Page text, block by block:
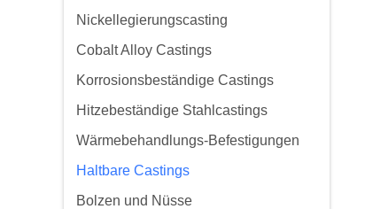
Nickellegierungscasting
Cobalt Alloy Castings
Korrosionsbeständige Castings
Hitzebeständige Stahlcastings
Wärmebehandlungs-Befestigungen
Haltbare Castings
Bolzen und Nüsse